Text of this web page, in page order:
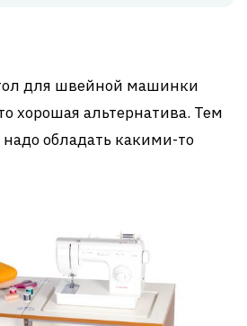
для швейной машинки
хорошая альтернатива. Тем
надо обладать какими-то